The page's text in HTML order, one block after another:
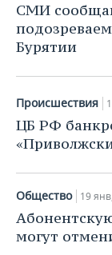
СМИ
Бурятии
Происшествия
ЦБ РФ
Общество 19
могут